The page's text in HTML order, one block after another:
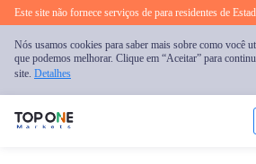
Este site não fornece serviços de para residentes de
Nós usamos cookies para saber mais sobre como você
que podemos melhorar. Clique em “Aceitar” para
site. Detalhes